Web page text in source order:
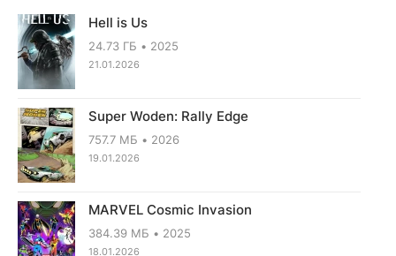
Hell is Us
24.73 ГБ 2025
21.01.2026
Super Woden: Rally Edge
757.7 МБ 2026
19.01.2026
MARVEL Cosmic Invasion
384.39 МБ 2025
18.01.2026